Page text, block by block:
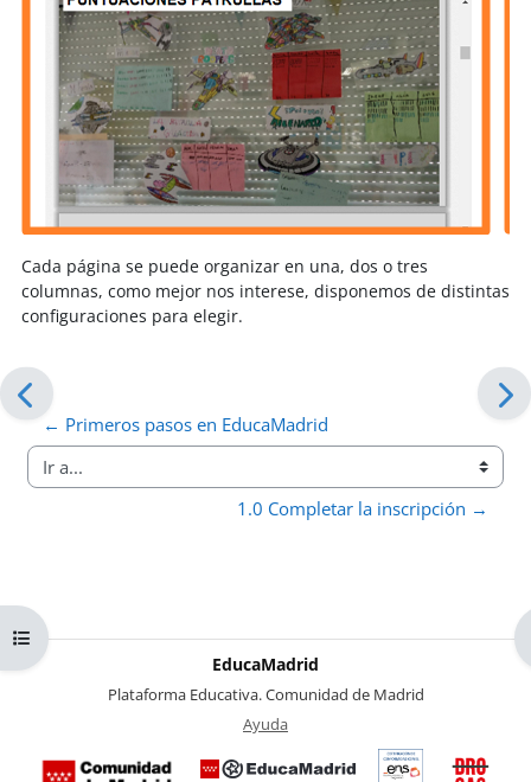
Abrir índice del curso
Cada página se puede organizar en una, dos o tres
columnas, como mejor nos interese, disponemos de distintas
configuraciones para elegir.
← Primeros pasos en EducaMadrid
Ir a...
1.0 Completar la inscripción →
EducaMadrid
Plataforma Educativa. Comunidad de Madrid
Ayuda
Certificación
de